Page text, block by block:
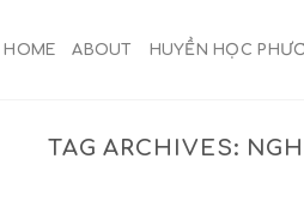
HOME ABOUT HUYỀN HỌC
TAG ARCHIVES: